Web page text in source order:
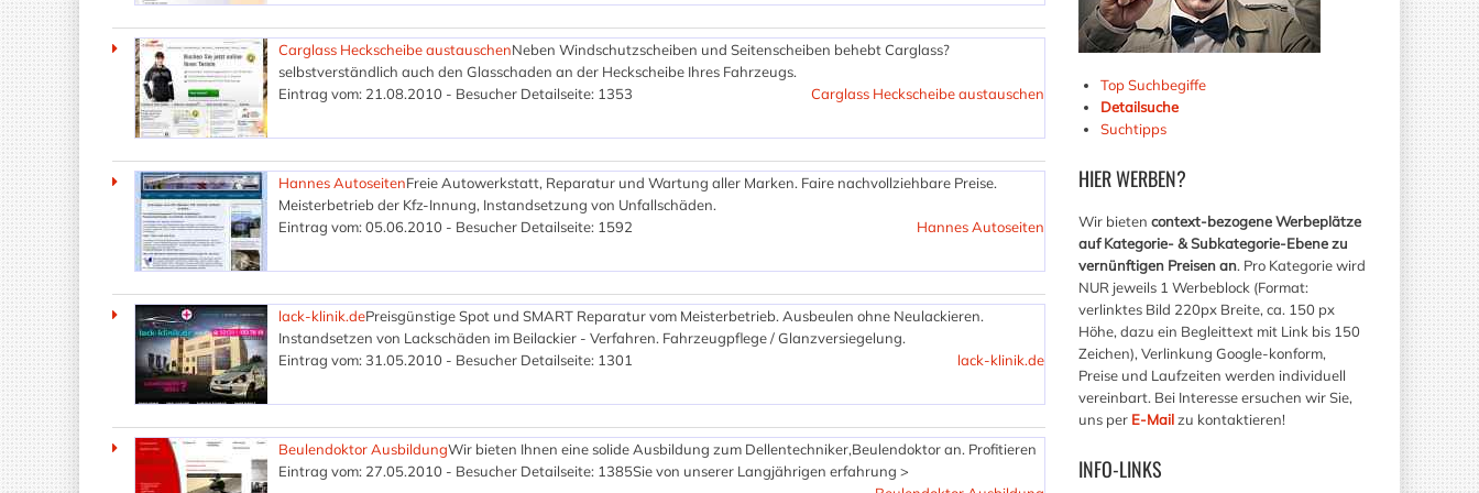
Top Suchbegiffe
Detailsuche
Suchtipps
HIERWERBEN?
Wir bieten context-bezogene Werbeplätze
auf Kategorie- & Subkategorie-Ebene zu
vernünftigen Preisen an. Pro Kategorie wird
NUR jeweils 1 Werbeblock (Format:
verlinktes Bild 220px Breite, ca. 150 px
Höhe, dazu ein Begleittext mit Link bis 150
Zeichen), Verlinkung Google-konform,
Preise und Laufzeiten werden individuell
vereinbart. Bei Interesse ersuchen wir Sie,
uns per E-Mailzu kontaktieren!
INFO-LINKS
Carglass Heckscheibe austauschenNeben Windschutzscheiben und Seitenscheiben behebt Carglass?
selbstverständlich auch den Glasschaden an der Heckscheibe Ihres Fahrzeugs.
Eintrag vom: 21.08.2010 - Besucher Detailseite: 1353
Carglass Heckscheibe austauschen
Hannes AutoseitenFreie Autowerkstatt, Reparatur und Wartung aller Marken. Faire nachvollziehbare Preise.
Meisterbetrieb der Kfz-Innung, Instandsetzung von Unfallschäden.
Eintrag vom: 05.06.2010 - Besucher Detailseite: 1592
Hannes Autoseiten
lack-klinik.dePreisgünstige Spot und SMART Reparatur vom Meisterbetrieb. Ausbeulen ohne Neulackieren.
Instandsetzen von Lackschäden im Beilackier - Verfahren. Fahrzeugpflege / Glanzversiegelung.
Eintrag vom: 31.05.2010 - Besucher Detailseite: 1301
lack-klinik.de
Beulendoktor AusbildungWir bieten Ihnen eine solide Ausbildung zum Dellentechniker,Beulendoktor an. Profitieren
Sie von unserer Langjährigen erfahrung >
Eintrag vom: 27.05.2010 - Besucher Detailseite: 1385